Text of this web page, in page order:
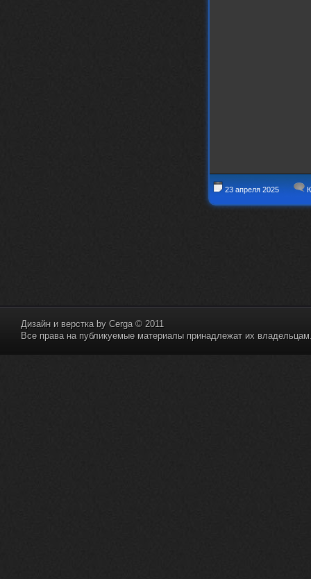
23 апреля 2025
Дизайн и верстка by Cerga© 2011
Все права на публикуемые материалы принадлежат их